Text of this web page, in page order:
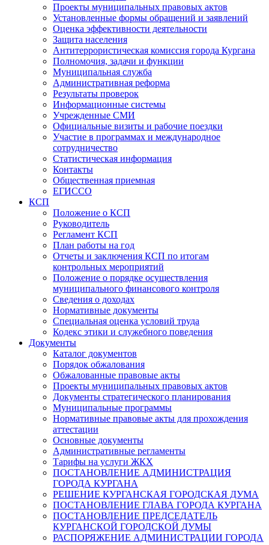
Проекты муниципальных правовых актов
Установленные формы обращений и заявлений
Оценка эффективности деятельности
Защита населения
Антитеррористическая комиссия города Кургана
Полномочия, задачи и функции
Муниципальная служба
Административная реформа
Результаты проверок
Информационные системы
Учрежденные СМИ
Официальные визиты и рабочие поездки
Участие в программах и международное
сотрудничество
Статистическая информация
Контакты
Общественная приемная
ЕГИССО
КСП
Положение о КСП
Руководитель
Регламент КСП
План работы на год
Отчеты и заключения КСП по итогам
контрольных мероприятий
Положение о порядке осуществления
муниципального финансового контроля
Сведения о доходах
Нормативные документы
Специальная оценка условий труда
Кодекс этики и служебного поведения
Документы
Каталог документов
Порядок обжалования
Обжалованные правовые акты
Проекты муниципальных правовых актов
Документы стратегического планирования
Муниципальные программы
Нормативные правовые акты для прохождения
аттестации
Основные документы
Административные регламенты
Тарифы на услуги ЖКХ
ПОСТАНОВЛЕНИЕ АДМИНИСТРАЦИЯ
ГОРОДА КУРГАНА
РЕШЕНИЕ КУРГАНСКАЯ ГОРОДСКАЯ ДУМА
ПОСТАНОВЛЕНИЕ ГЛАВА ГОРОДА КУРГАНА
ПОСТАНОВЛЕНИЕ ПРЕДСЕДАТЕЛЬ
КУРГАНСКОЙ ГОРОДСКОЙ ДУМЫ
РАСПОРЯЖЕНИЕ АДМИНИСТРАЦИИ ГОРОДА